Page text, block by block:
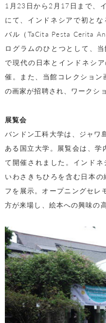
1月23日から2月17日まで、
にて、インドネシアで初と
バル（TaCita Pesta Cerita
ログラムのひとつとして、
で現代の日本とインドネシ
催。また、当館コレクショ
の画家が招聘され、ワークシ
展覧会
バンドン工科大学は、ジャワ
ある国立大学。展覧会は、学
て開催されました。インド
いわさきちひろを含む日本
フを展示。オープニングセレ
方が来場し、絵本への興味の